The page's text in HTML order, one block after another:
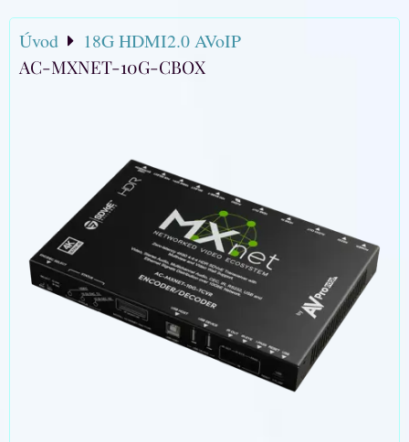
Úvod 18G HDMI2.0 AVoIP
AC-MXNET-10G-CBOX